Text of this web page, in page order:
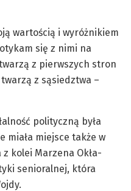
wartością i wyróżnikiem
się z nimi na
z pierwszych stron
z sąsiedztwa –
polityczną była
miała miejsce także w
kolei Marzena Okła-
senioralnej, która